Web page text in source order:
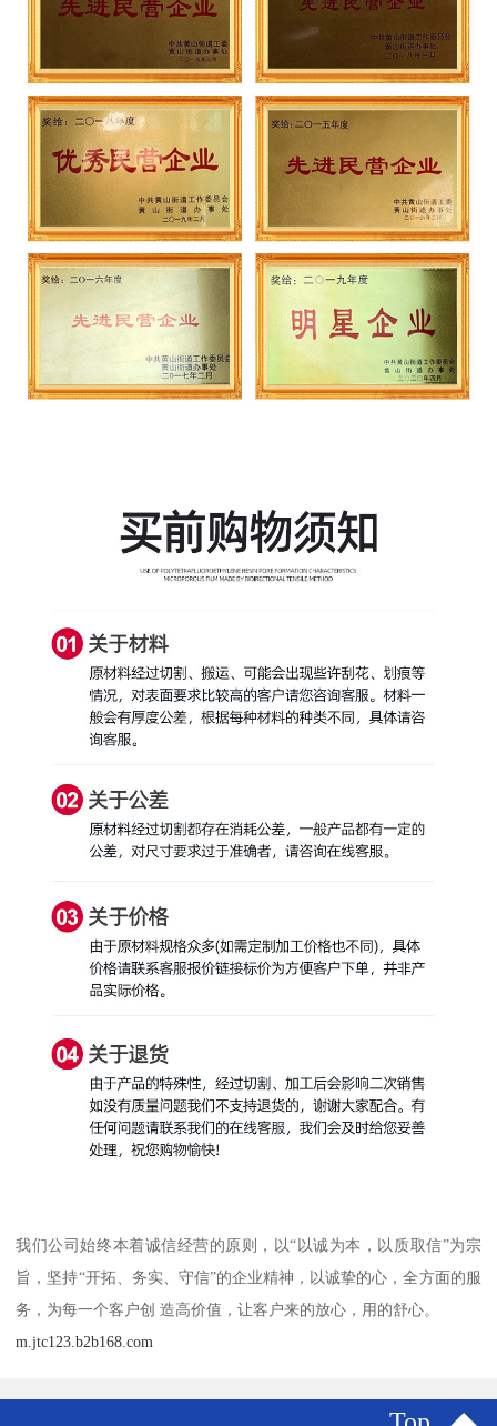
我们公司始终本着诚信经营的原则，以“以诚为本，以质取信”为宗
旨，坚持“开拓、务实、守信”的企业精神，以诚挚的心，全方面的服
务，为每一个客户创 造高价值，让客户来的放心，用的舒心。
m.jtc123.b2b168.com